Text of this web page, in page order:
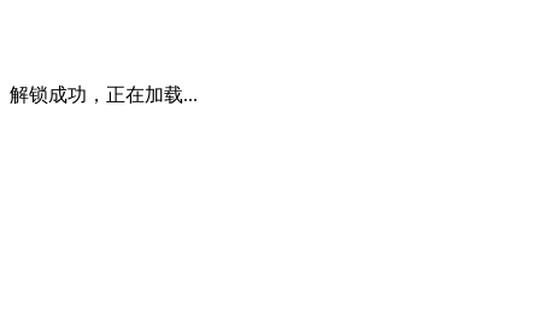
解锁成功，正在加载...